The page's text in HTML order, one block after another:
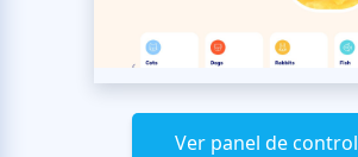
Ver panel de control